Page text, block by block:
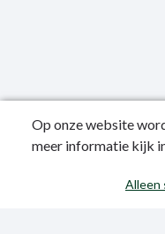
Publicatiedatum: 12-
Op onze website
meer informatie kijk
Alleen